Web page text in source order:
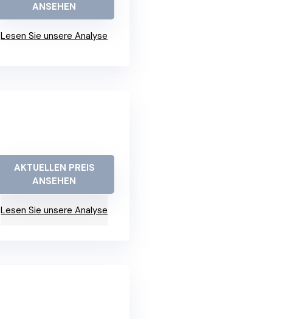
ANSEHEN
Lesen Sie unsere Analyse
AKTUELLEN PREIS
ANSEHEN
Lesen Sie unsere Analyse